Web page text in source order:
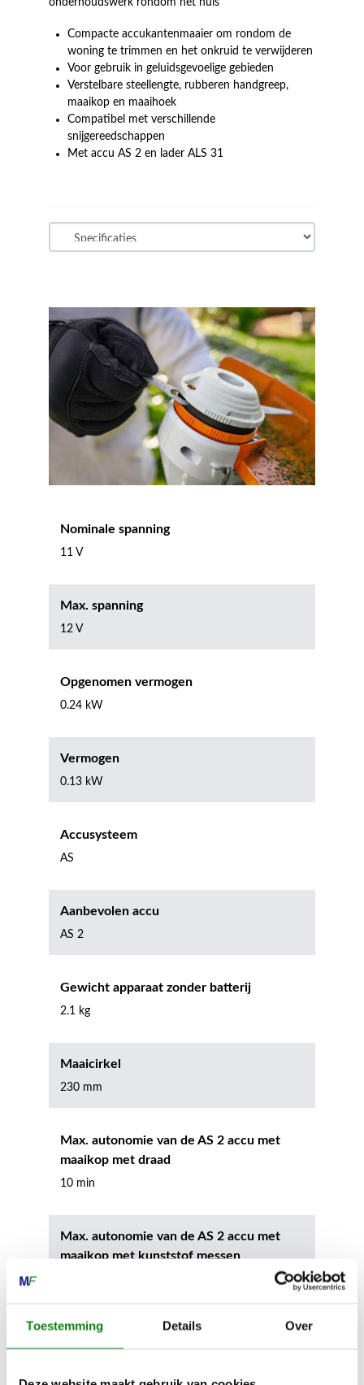
Toestemming Details Over
Compacte accukantenmaaier om rondom de
woning te trimmen en het onkruid te verwijderen
Voor gebruik in geluidsgevoelige gebieden
Verstelbare steellengte, rubberen handgreep,
maaikop en maaihoek
Compatibel met verschillende
snijgereedschappen
Met accu AS 2 en lader ALS 31
Nominale spanning
11 V
Max. spanning
12 V
Opgenomen vermogen
0.24 kW
Vermogen
0.13 kW
Accusysteem
AS
Aanbevolen accu
AS 2
Gewicht apparaat zonder batterij
2.1 kg
Maaicirkel
230 mm
Max. autonomie van de AS 2 accu met
maaikop met draad
10 min
Max. autonomie van de AS 2 accu met
maaikop met kunststof messen
Max. oppervlakte per acculading AS 2